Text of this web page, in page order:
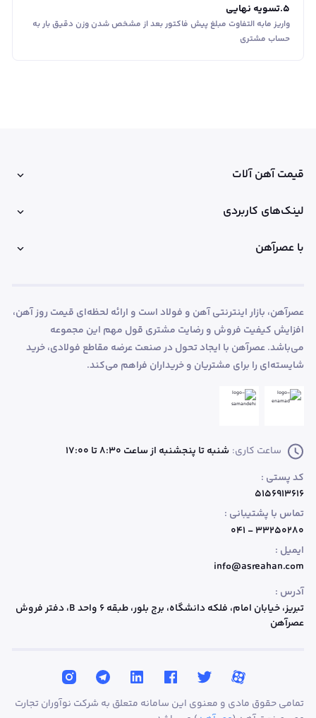
5
.تسویه نهایی
واریز مابه التفاوت مبلغ پیش فاکتور بعد از مشخص شدن وزن دقیق بار به
حساب مشتری
قیمت آهن آلات
لینک‌های کاربردی
با عصرآهن
عصرآهن، بازار اینترنتی آهن و فولاد است و ارائه لحظه‌ای قیمت روز آهن،
افزایش کیفیت فروش و رضایت مشتری قول مهم این مجموعه
می‌باشد. عصرآهن با ایجاد تحول در صنعت عرضه مقاطع فولادی، خرید
شایسته‌ای را برای مشتریان و خریداران فراهم می‌کند.
ساعت کاری: شنبه تا پنجشنبه از ساعت 8:30 تا 17:00
کد پستی :
۵۱۵۶۹۱۳۶۱۶
تماس با پشتیبانی :
۳۳۲۵۰۲۸۰ - ۰۴۱
ایمیل :
info@asreahan.com
آدرس :
تبریز، خیابان امام، فلکه دانشگاه، برج بلور، طبقه ۶ واحد B
، دفتر فروش
عصرآهن
تمامی حقوق مادی و معنوی این سامانه متعلق به شرکت نوآوران تجارت